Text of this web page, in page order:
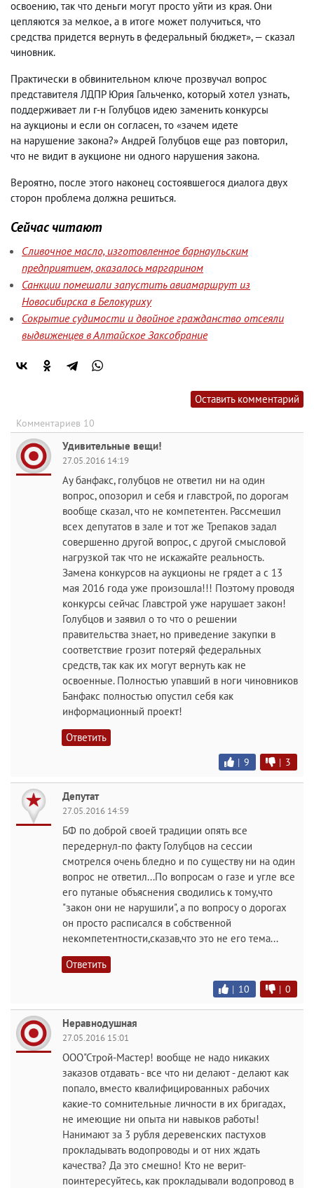
освоению, так что деньги могут просто уйти из края. Они
цепляются за мелкое, а в итоге может получиться, что
средства придется вернуть в федеральный бюджет», — сказал
чиновник.
Практически в обвинительном ключе прозвучал вопрос
представителя ЛДПР Юрия Гальченко, который хотел узнать,
поддерживает ли г-н Голубцов идею заменить конкурсы
на аукционы и если он согласен, то «зачем идете
на нарушение закона?» Андрей Голубцов еще раз повторил,
что не видит в аукционе ни одного нарушения закона.
Вероятно, после этого наконец состоявшегося диалога двух
сторон проблема должна решиться.
Сейчас читают
Сливочное масло, изготовленное барнаульским
предприятием, оказалось маргарином
Санкции помешали запустить авиамаршрут из
Новосибирска в Белокуриху
Сокрытие судимости и двойное гражданство отсеяли
выдвиженцев в Алтайское Заксобрание
Оставить комментарий
Комментариев 10
Удивительные вещи!
27.05.2016 14:19
Ау банфакс, голубцов не ответил ни на один
вопрос, опозорил и себя и главстрой, по дорогам
вообще сказал, что не компетентен. Рассмешил
всех депутатов в зале и тот же Трепаков задал
совершенно другой вопрос, с другой смысловой
нагрузкой так что не искажайте реальность.
Замена конкурсов на аукционы не грядет а с 13
мая 2016 года уже произошла!!! Поэтому проводя
конкурсы сейчас Главстрой уже нарушает закон!
Голубцов и заявил о то что о решении
правительства знает, но приведение закупки в
соответствие грозит потеряй федеральных
средств, так как их могут вернуть как не
освоенные. Полностью упавший в ноги чиновников
Банфакс полностью опустил себя как
информационный проект!
Ответить
| 9 | 3
Депутат
27.05.2016 14:59
БФ по доброй своей традиции опять все
передернул-по факту Голубцов на сессии
смотрелся очень бледно и по существу ни на один
вопрос не ответил...По вопросам о газе и угле все
его путаные объяснения сводились к тому,что
"закон они не нарушили", а по вопросу о дорогах
он просто расписался в собственной
некомпетентности,сказав,что это не его тема...
Ответить
| 10 | 0
Неравнодушная
27.05.2016 15:01
ООО"Строй-Мастер! вообще не надо никаких
заказов отдавать - все что ни делают - делают как
попало, вместо квалифицированных рабочих
какие-то сомнительные личности в их бригадах,
не имеющие ни опыта ни навыков работы!
Нанимают за 3 рубля деревенских пастухов
прокладывать водопроводы и от них ждать
качества? Да это смешно! Кто не верит-
поинтересуйтесь, как прокладывали водопровод в